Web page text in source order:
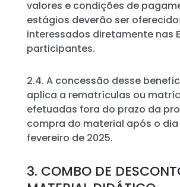
valores e condições de
estágios deverão ser
interessados diretamente nas
participantes.
2.4. A concessão desse
aplica a rematrículas ou
efetuadas fora do prazo da
compra do material após o dia
fevereiro de 2025.
3. COMBO DE